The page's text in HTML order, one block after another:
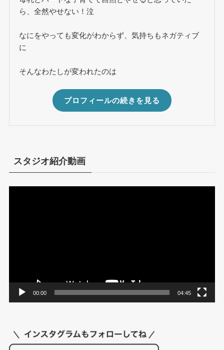
ら、全然やせない！泣
なにをやっても変化がわからず、気持ちもネガティブ
に
そんなわたしが変われたのは
プロフィールの続きを見る
スタジオ紹介動画
00:00 04:45